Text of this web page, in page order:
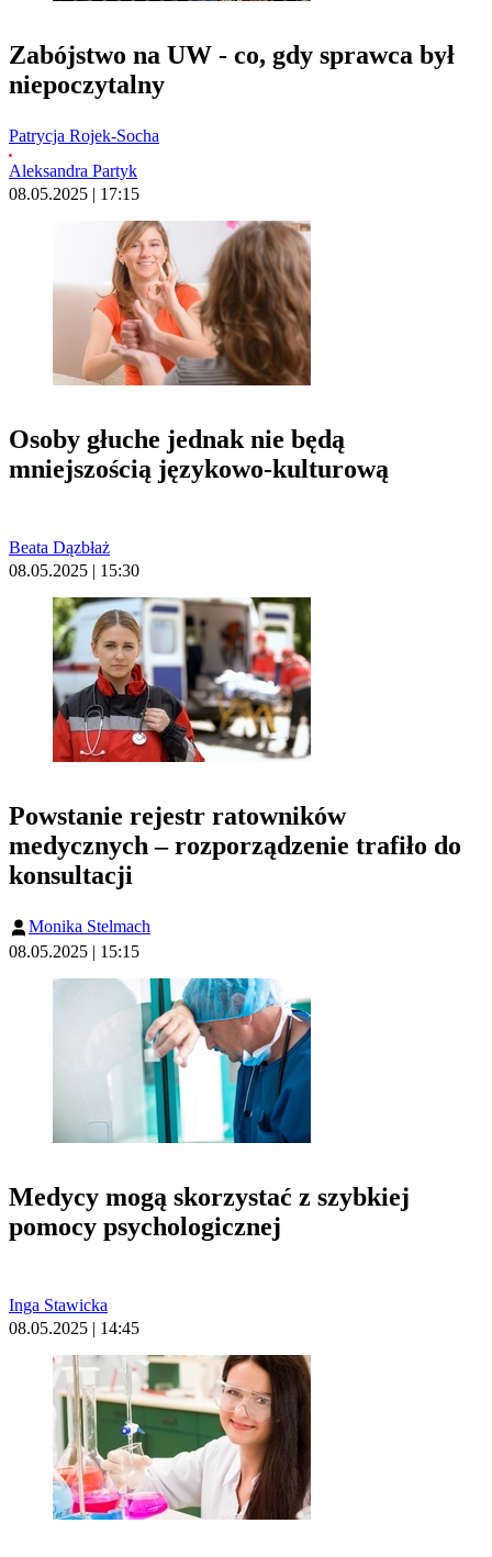
Zabójstwo na UW - co, gdy sprawca był
niepoczytalny
Patrycja Rojek-Socha
Aleksandra Partyk
08.05.2025 | 17:15
Osoby głuche jednak nie będą
mniejszością językowo-kulturową
Beata Dązbłaż
08.05.2025 | 15:30
Powstanie rejestr ratowników
medycznych – rozporządzenie trafiło do
konsultacji
Monika Stelmach
08.05.2025 | 15:15
Medycy mogą skorzystać z szybkiej
pomocy psychologicznej
Inga Stawicka
08.05.2025 | 14:45